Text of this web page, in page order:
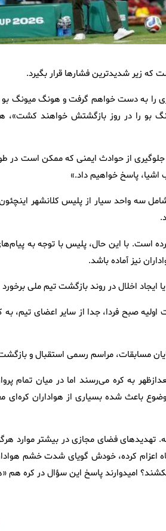
زیر شدیدترین فشارها قرار بگیرد.
را به دست خواهم گرفت و هونگ میونگ
بو را در روز بازگشتش خواهند کشت»،
از حوادث ایمنی که ممکن است در
اشیا، پاسخ خواهیم داد.»
پلیس فرودگاه اینچئون قصد دارد در مجموع حدود ۱۱۰ نیرو، شامل سه واحد سیار از
با این حال، پلیس با توجه به پیام‌های
نیز آماده باشد.
ایجاد اخلال در روند بازگشت تیم ملی
صبح فردا، جدا از سایر اعضای تیم، به
به کره می‌رسند اما در میان تمام
باعث شده بسیاری از هواداران کره‌ای
تهدیدهای فضای مجازی در بیشتر موارد
برای استقبال از سرمربی تیم ملی، ۱۱۰ نیرو به فرودگاه اعزام کرده، خودش
امیدوارند پاسخ این سؤال در کره